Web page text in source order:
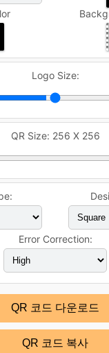
Logo Size:
QR Size: 256 X 256
Error Correction:
QR 코드 다운로드
QR 코드 복사